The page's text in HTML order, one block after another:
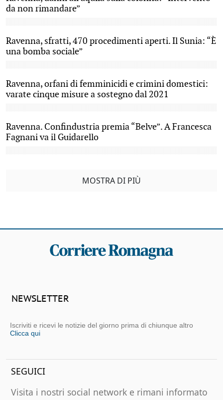
da non rimandare”
Ravenna, sfratti, 470 procedimenti aperti. Il Sunia: “È
una bomba sociale”
Ravenna, orfani di femminicidi e crimini domestici:
varate cinque misure a sostegno dal 2021
Ravenna. Confindustria premia “Belve”. A Francesca
Fagnani va il Guidarello
MOSTRA DI PIÙ
NEWSLETTER
Iscriviti e ricevi le notizie del giorno prima di chiunque altro
Clicca qui
SEGUICI
Visita i nostri social network e rimani informato